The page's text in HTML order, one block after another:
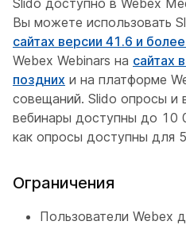
Slido доступно в Webex
Вы можете использовать
сайтах версии 41.6 и
Webex Webinars на сайтах
поздних и на платформе
совещаний. Slido опросы и
вебинары доступны до 10
как опросы доступны для
Ограничения
Пользователи Webex